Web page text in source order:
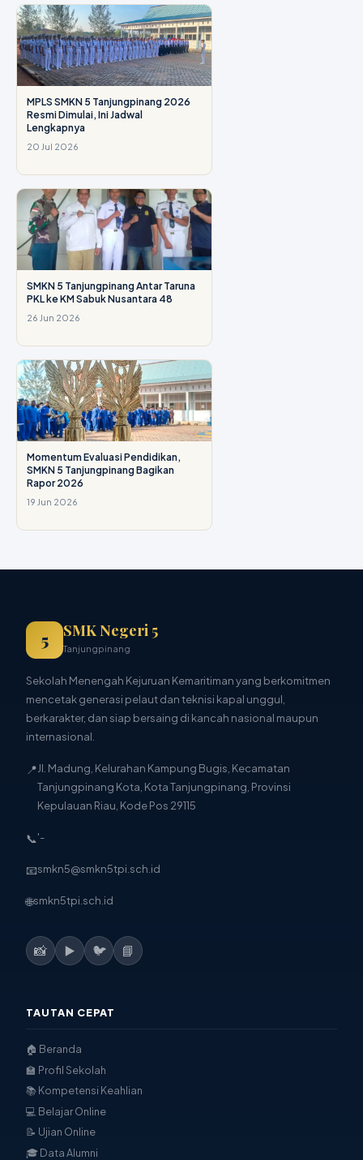
MPLS SMKN 5 Tanjungpinang 2026
Resmi Dimulai, Ini Jadwal
Lengkapnya
20 Jul 2026
SMKN 5 Tanjungpinang Antar Taruna
PKL ke KM Sabuk Nusantara 48
26 Jun 2026
Momentum Evaluasi Pendidikan,
SMKN 5 Tanjungpinang Bagikan
Rapor 2026
19 Jun 2026
5 SMK Negeri 5
Tanjungpinang
Sekolah Menengah Kejuruan Kemaritiman yang berkomitmen
mencetak generasi pelaut dan teknisi kapal unggul,
berkarakter, dan siap bersaing di kancah nasional maupun
internasional.
📍Jl. Madung, Kelurahan Kampung Bugis, Kecamatan
Tanjungpinang Kota, Kota Tanjungpinang, Provinsi
Kepulauan Riau, Kode Pos 29115
📞'-
📧smkn5@smkn5tpi.sch.id
🌐smkn5tpi.sch.id
📸 ▶️ 🐦 📘
TAUTAN CEPAT
🏠 Beranda
🏫 Profil Sekolah
📚 Kompetensi Keahlian
💻 Belajar Online
📝 Ujian Online
🎓 Data Alumni